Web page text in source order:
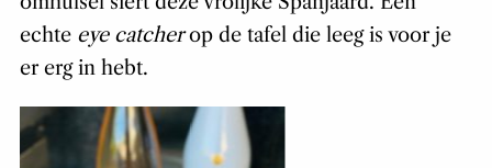
echte eye catcherop de tafel die leeg is voor je
er erg in hebt.